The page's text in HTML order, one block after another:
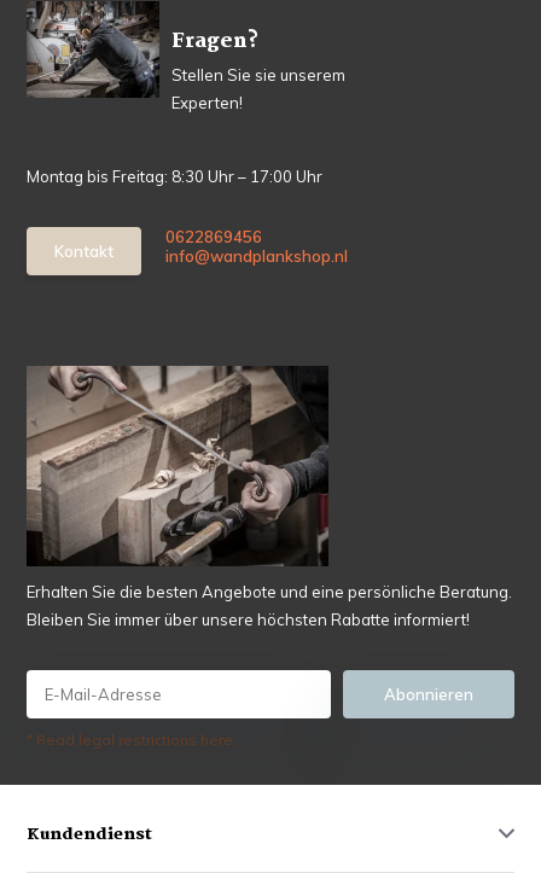
Fragen?
Stellen Sie sie unserem
Experten!
Montag bis Freitag: 8:30 Uhr – 17:00 Uhr
Kontakt
0622869456
info@wandplankshop.nl
Erhalten Sie die besten Angebote und eine persönliche Beratung.
Bleiben Sie immer über unsere höchsten Rabatte informiert!
Abonnieren
* Read legal restrictions here
Kundendienst